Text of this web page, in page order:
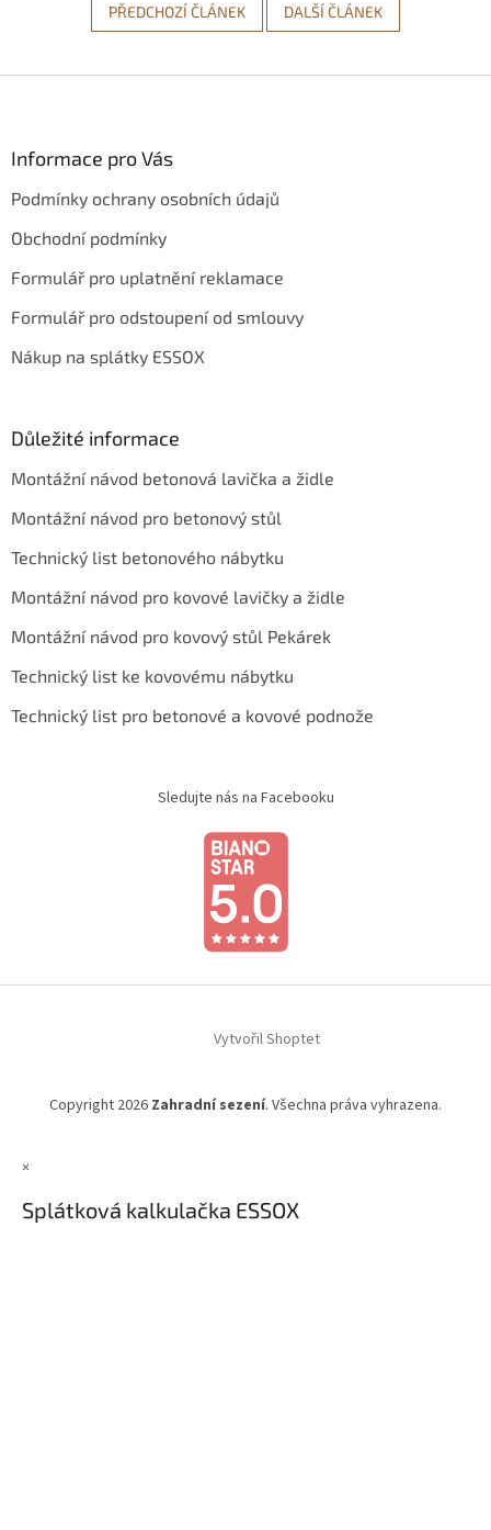
PŘEDCHOZÍ ČLÁNEK DALŠÍ ČLÁNEK
Informace pro Vás
Podmínky ochrany osobních údajů
Obchodní podmínky
Formulář pro uplatnění reklamace
Formulář pro odstoupení od smlouvy
Nákup na splátky ESSOX
Důležité informace
Montážní návod betonová lavička a židle
Montážní návod pro betonový stůl
Technický list betonového nábytku
Montážní návod pro kovové lavičky a židle
Montážní návod pro kovový stůl Pekárek
Technický list ke kovovému nábytku
Technický list pro betonové a kovové podnože
Sledujte nás na Facebooku
Vytvořil Shoptet
Copyright 2026 Zahradní sezení. Všechna práva vyhrazena.
×
Splátková kalkulačka ESSOX